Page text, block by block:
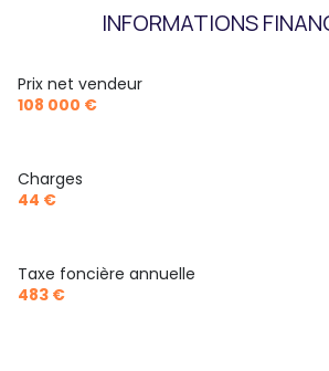
INFORMATIONS
Prix net vendeur
108 000 €
Charges
44 €
Taxe foncière annuelle
483 €